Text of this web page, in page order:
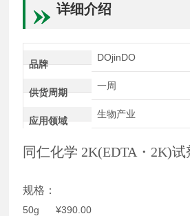
详细介绍
品牌
DOjinDO
供货周期
一周
应用领域
生物产业
同仁化学 2K(EDTA・2K)
规格：
50g ¥390.00